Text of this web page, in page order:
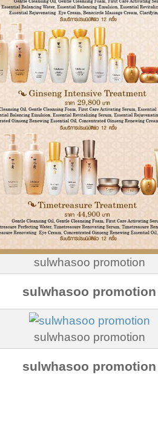
sulwhasoo promotion
sulwhasoo promotion
sulwhasoo promotion
sulwhasoo promotion